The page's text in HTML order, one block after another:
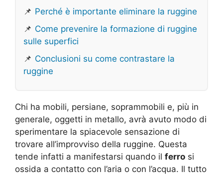
📌 Perché è importante eliminare la ruggine
📌 Come prevenire la formazione di ruggine
sulle superfici
📌 Conclusioni su come contrastare la
ruggine
Chi ha mobili, persiane, soprammobili e, più in
generale, oggetti in metallo, avrà avuto modo di
sperimentare la spiacevole sensazione di
trovare all’improvviso della ruggine. Questa
tende infatti a manifestarsi quando il ferro si
ossida a contatto con l’aria o con l’acqua. Il tutto